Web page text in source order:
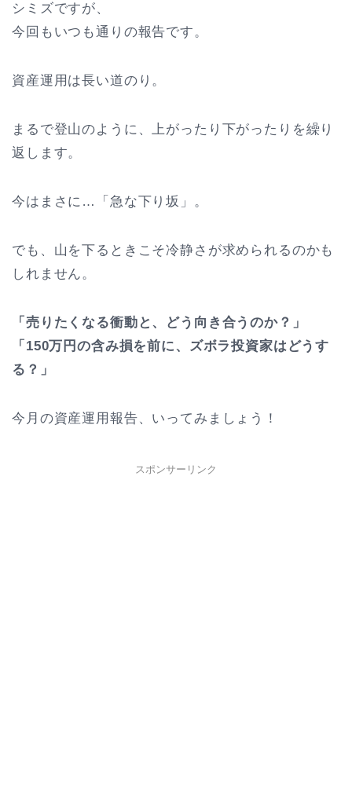
シミズですが、
今回もいつも通りの報告です。
資産運用は長い道のり。
まるで登山のように、上がったり下がったりを繰り
返します。
今はまさに…「急な下り坂」。
でも、山を下るときこそ冷静さが求められるのかも
しれません。
「売りたくなる衝動と、どう向き合うのか？」
「150万円の含み損を前に、ズボラ投資家はどうす
る？」
今月の資産運用報告、いってみましょう！
スポンサーリンク